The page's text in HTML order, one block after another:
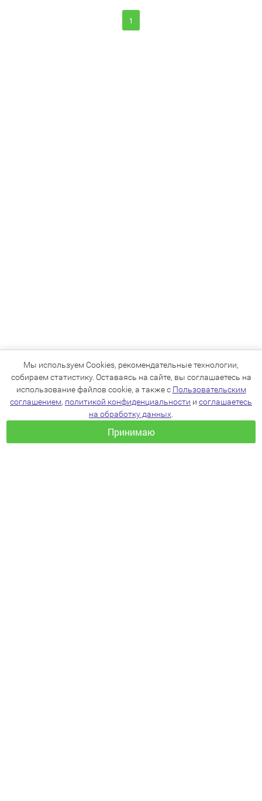
1
Мы используем Cookies, рекомендательные технологии,
собираем статистику. Оставаясь на сайте, вы соглашаетесь на
использование файлов cookie, а также с Пользовательским
соглашением, политикой конфиденциальности и соглашаетесь
на обработку данных
Принимаю